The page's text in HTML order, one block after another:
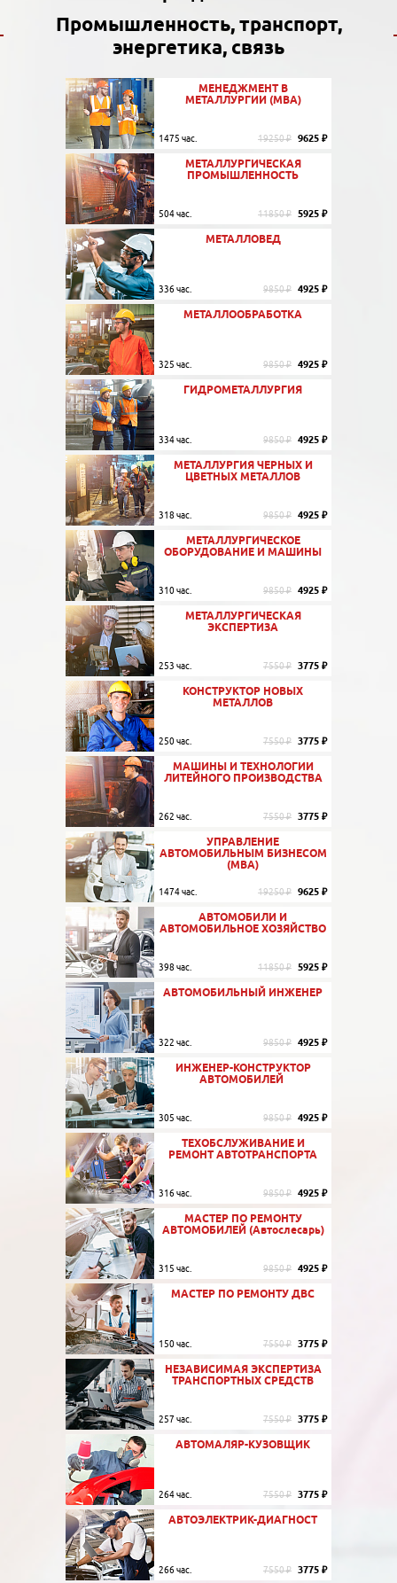
Промышленность, транспорт,
энергетика, связь
МЕНЕДЖМЕНТ В
МЕТАЛЛУРГИИ (МВА)
1475 час. 19250 ₽ 9625 ₽
МЕТАЛЛУРГИЧЕСКАЯ
ПРОМЫШЛЕННОСТЬ
504 час. 11850 ₽ 5925 ₽
МЕТАЛЛОВЕД
336 час. 9850 ₽ 4925 ₽
МЕТАЛЛООБРАБОТКА
325 час. 9850 ₽ 4925 ₽
ГИДРОМЕТАЛЛУРГИЯ
334 час. 9850 ₽ 4925 ₽
МЕТАЛЛУРГИЯ ЧЕРНЫХ И
ЦВЕТНЫХ МЕТАЛЛОВ
318 час. 9850 ₽ 4925 ₽
МЕТАЛЛУРГИЧЕСКОЕ
ОБОРУДОВАНИЕ И МАШИНЫ
310 час. 9850 ₽ 4925 ₽
МЕТАЛЛУРГИЧЕСКАЯ
ЭКСПЕРТИЗА
253 час. 7550 ₽ 3775 ₽
КОНСТРУКТОР НОВЫХ
МЕТАЛЛОВ
250 час. 7550 ₽ 3775 ₽
МАШИНЫ И ТЕХНОЛОГИИ
ЛИТЕЙНОГО ПРОИЗВОДСТВА
262 час. 7550 ₽ 3775 ₽
УПРАВЛЕНИЕ
АВТОМОБИЛЬНЫМ БИЗНЕСОМ
(МВА)
1474 час. 19250 ₽ 9625 ₽
АВТОМОБИЛИ И
АВТОМОБИЛЬНОЕ ХОЗЯЙСТВО
398 час. 11850 ₽ 5925 ₽
АВТОМОБИЛЬНЫЙ ИНЖЕНЕР
322 час. 9850 ₽ 4925 ₽
ИНЖЕНЕР-КОНСТРУКТОР
АВТОМОБИЛЕЙ
305 час. 9850 ₽ 4925 ₽
ТЕХОБСЛУЖИВАНИЕ И
РЕМОНТ АВТОТРАНСПОРТА
316 час. 9850 ₽ 4925 ₽
МАСТЕР ПО РЕМОНТУ
АВТОМОБИЛЕЙ (Автослесарь)
315 час. 9850 ₽ 4925 ₽
МАСТЕР ПО РЕМОНТУ ДВС
150 час. 7550 ₽ 3775 ₽
НЕЗАВИСИМАЯ ЭКСПЕРТИЗА
ТРАНСПОРТНЫХ СРЕДСТВ
257 час. 7550 ₽ 3775 ₽
АВТОМАЛЯР-КУЗОВЩИК
264 час. 7550 ₽ 3775 ₽
АВТОЭЛЕКТРИК-ДИАГНОСТ
266 час. 7550 ₽ 3775 ₽